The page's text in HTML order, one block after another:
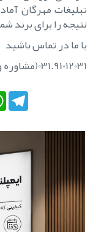
تبلیغات مهرگان
نتیجه را برای برند
با ما در تماس باشید
031.91012031(مشاوره و استعلام قیمت داخلی1)